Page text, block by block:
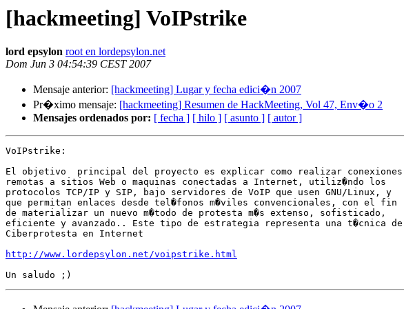
[hackmeeting] VoIPstrike
lord epsylon root en lordepsylon.net
Dom Jun 3 04:54:39 CEST 2007
Mensaje anterior: [hackmeeting] Lugar y fecha edici�n 2007
Pr�ximo mensaje: [hackmeeting] Resumen de HackMeeting, Vol 47, Env�o 2
Mensajes ordenados por: [ fecha ] [ hilo ] [ asunto ] [ autor ]
VoIPstrike:
El objetivo  principal del proyecto es explicar como realizar conexiones
remotas a sitios Web o maquinas conectadas a Internet, utiliz�ndo los
protocolos TCP/IP y SIP, bajo servidores de VoIP que usen GNU/Linux, y
que permitan enlaces desde tel�fonos m�viles convencionales, con el fin
de materializar un nuevo m�todo de protesta m�s extenso, sofisticado,
eficiente y avanzado.. Este tipo de estrategia representa una t�cnica de
Ciberprotesta en Internet
http://www.lordepsylon.net/voipstrike.html